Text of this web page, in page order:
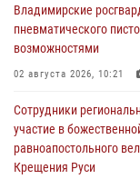
Владимирские
пневматического
возможностями
02 августа 2026, 10:21
Сотрудники
участие в
равноапостольного
Крещения Руси